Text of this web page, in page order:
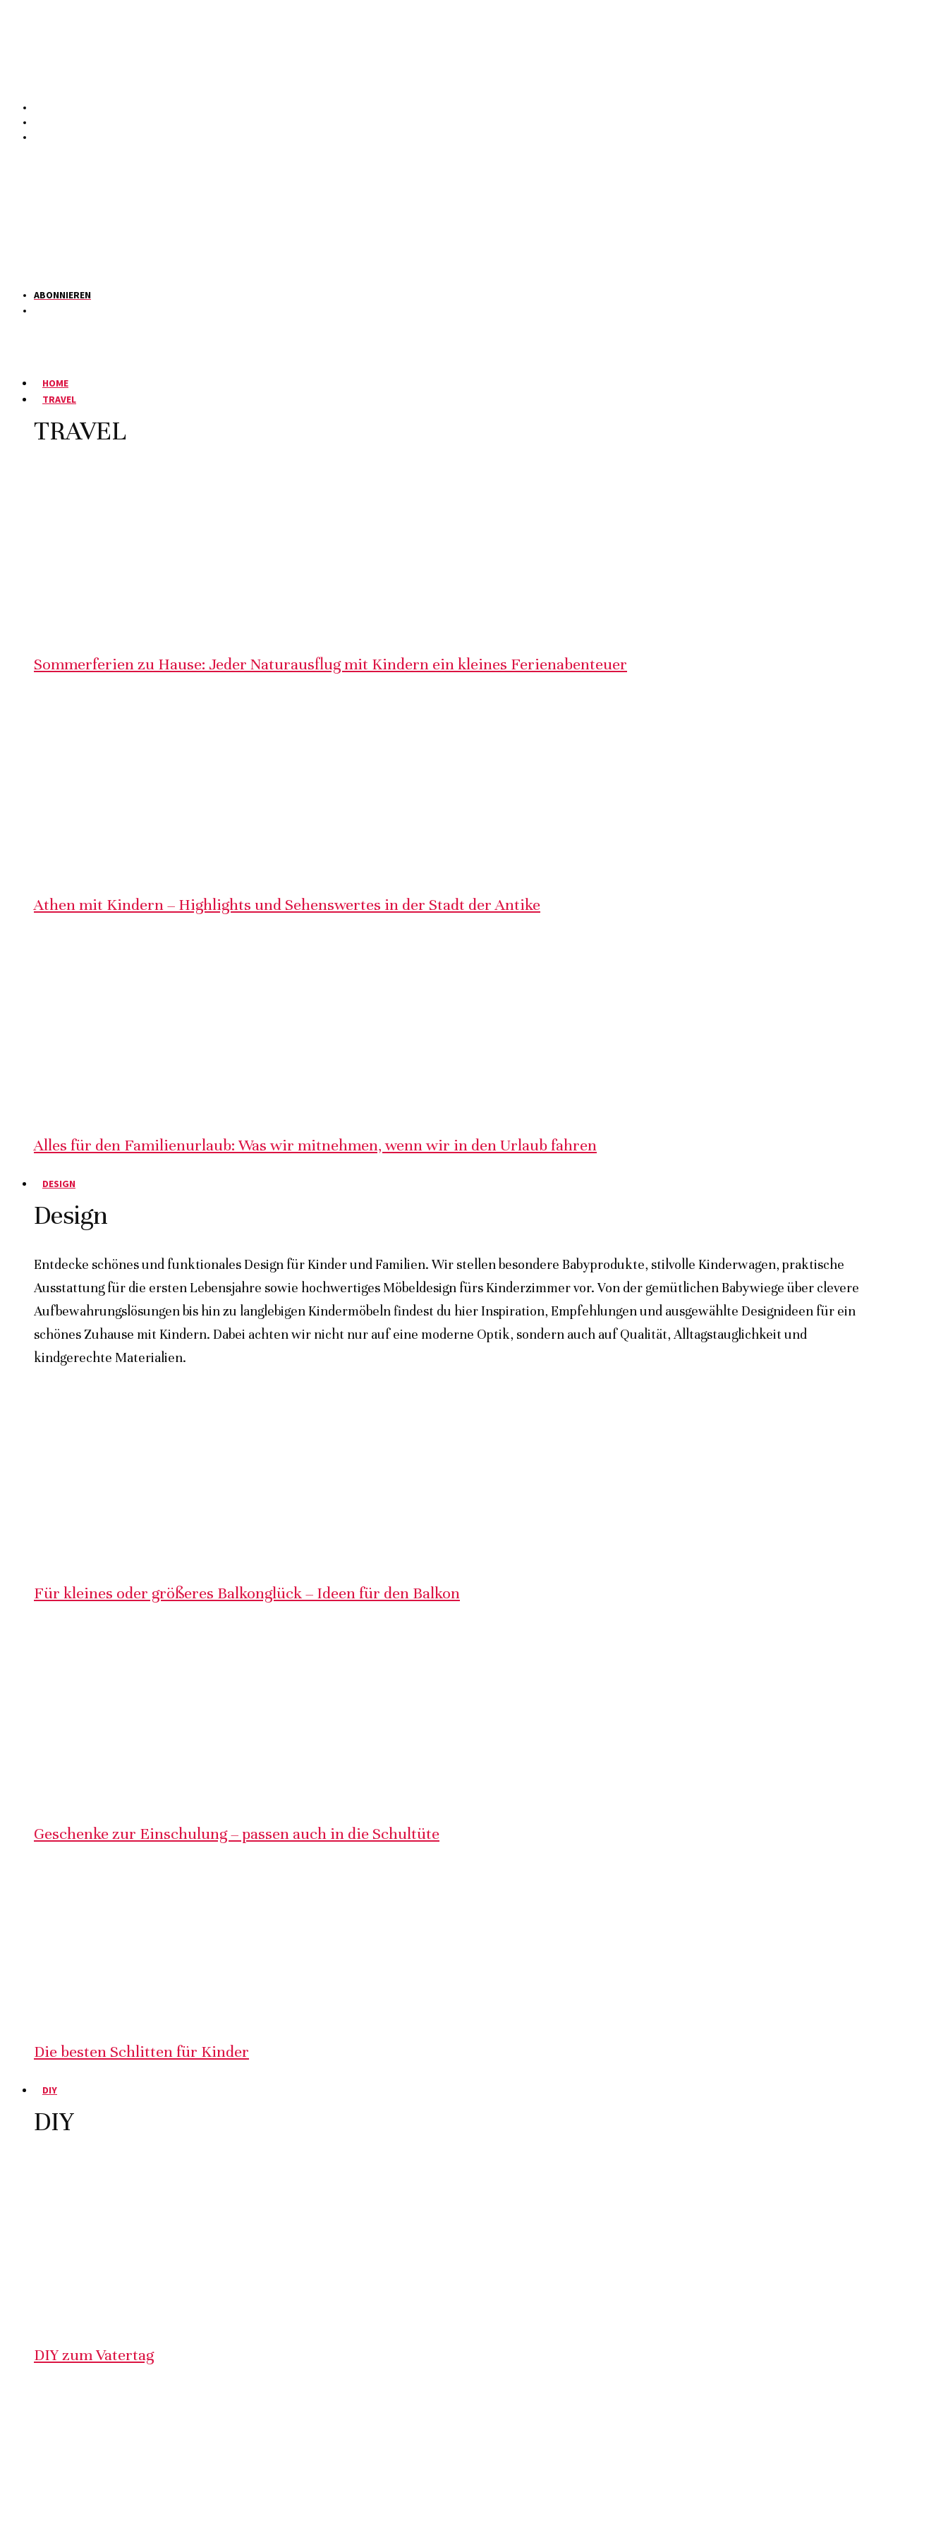
ABONNIEREN
HOME
TRAVEL
TRAVEL
Sommerferien zu Hause: Jeder Naturausflug mit Kindern ein kleines Ferienabenteuer
Athen mit Kindern – Highlights und Sehenswertes in der Stadt der Antike
Alles für den Familienurlaub: Was wir mitnehmen, wenn wir in den Urlaub fahren
DESIGN
Design
Entdecke schönes und funktionales Design für Kinder und Familien. Wir stellen besondere Babyprodukte, stilvolle Kinderwagen, praktische
Ausstattung für die ersten Lebensjahre sowie hochwertiges Möbeldesign fürs Kinderzimmer vor. Von der gemütlichen Babywiege über clevere
Aufbewahrungslösungen bis hin zu langlebigen Kindermöbeln findest du hier Inspiration, Empfehlungen und ausgewählte Designideen für ein
schönes Zuhause mit Kindern. Dabei achten wir nicht nur auf eine moderne Optik, sondern auch auf Qualität, Alltagstauglichkeit und
kindgerechte Materialien.
Für kleines oder größeres Balkonglück – Ideen für den Balkon
Geschenke zur Einschulung – passen auch in die Schultüte
Die besten Schlitten für Kinder
DIY
DIY
DIY zum Vatertag